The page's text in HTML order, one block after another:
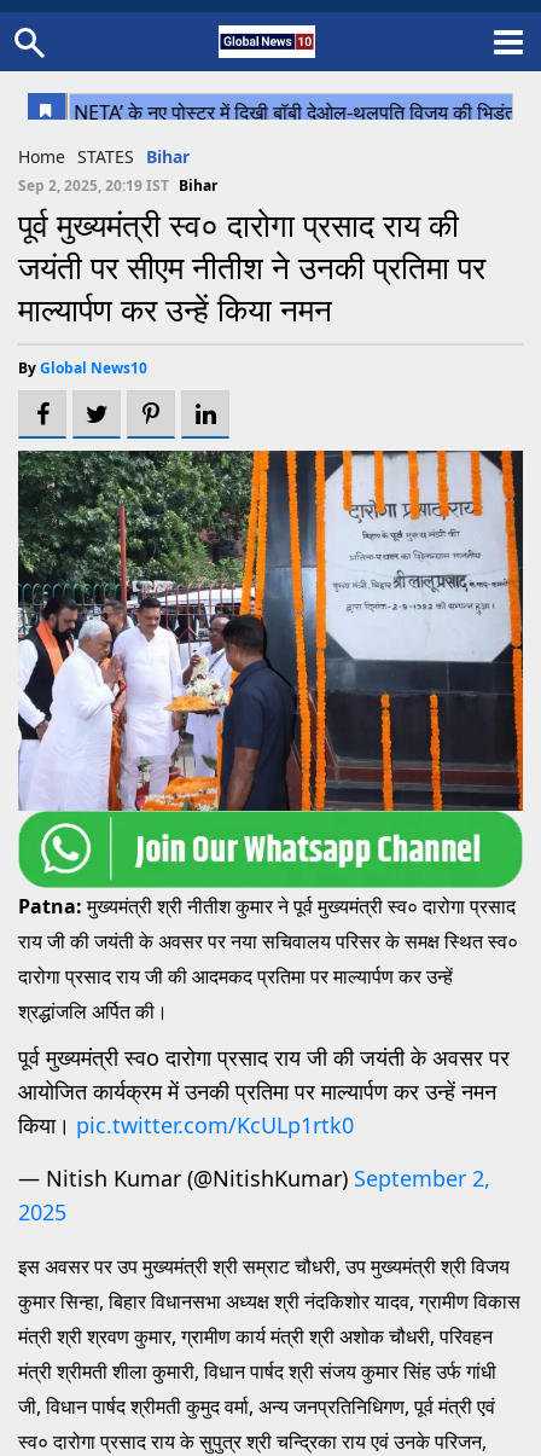
Uttar Pradesh
Chhattisgarh
Bihar
Uttrakhand
Cricket
Football
Home STATES Bihar
Sep 2, 2025, 20:19 IST Bihar
पूर्व मुख्यमंत्री स्व० दारोगा प्रसाद राय की
जयंती पर सीएम नीतीश ने उनकी प्रतिमा पर
माल्यार्पण कर उन्हें किया नमन
ByGlobal News10
Patna:मुख्यमंत्री श्री नीतीश कुमार ने पूर्व मुख्यमंत्री स्व० दारोगा प्रसाद
राय जी की जयंती के अवसर पर नया सचिवालय परिसर के समक्ष स्थित स्व०
दारोगा प्रसाद राय जी की आदमकद प्रतिमा पर माल्यार्पण कर उन्हें
श्रद्धांजलि अर्पित की।
पूर्व मुख्यमंत्री स्वo दारोगा प्रसाद राय जी की जयंती के अवसर पर
आयोजित कार्यक्रम में उनकी प्रतिमा पर माल्यार्पण कर उन्हें नमन
किया। pic.twitter.com/KcULp1rtk0
— Nitish Kumar (@NitishKumar) September 2,
2025
इस अवसर पर उप मुख्यमंत्री श्री सम्राट चौधरी, उप मुख्यमंत्री श्री विजय
कुमार सिन्हा, बिहार विधानसभा अध्यक्ष श्री नंदकिशोर यादव, ग्रामीण विकास
मंत्री श्री श्रवण कुमार, ग्रामीण कार्य मंत्री श्री अशोक चौधरी, परिवहन
मंत्री श्रीमती शीला कुमारी, विधान पार्षद श्री संजय कुमार सिंह उर्फ गांधी
जी, विधान पार्षद श्रीमती कुमुद वर्मा, अन्य जनप्रतिनिधिगण, पूर्व मंत्री एवं
स्व० दारोगा प्रसाद राय के सुपुत्र श्री चन्द्रिका राय एवं उनके परिजन,